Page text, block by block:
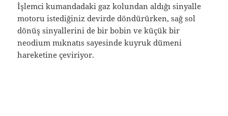
İşlemci kumandadaki gaz kolundan aldığı sinyalle
motoru istediğiniz devirde döndürürken, sağ sol
dönüş sinyallerini de bir bobin ve küçük bir
neodium mıknatıs sayesinde kuyruk dümeni
hareketine çeviriyor.